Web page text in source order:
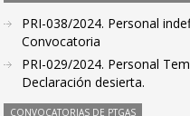
PRI-038/2024. Personal
Convocatoria
PRI-029/2024. Personal
Declaración desierta.
CONVOCATORIAS DE PTGAS